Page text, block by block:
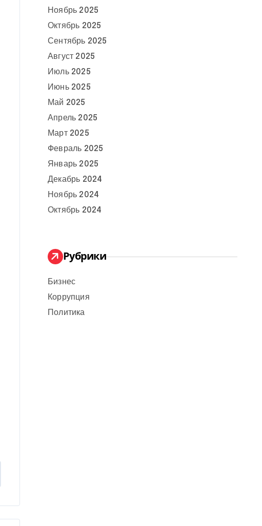
Ноябрь 2025
Октябрь 2025
Сентябрь 2025
Август 2025
Июль 2025
Июнь 2025
Май 2025
Апрель 2025
Март 2025
Февраль 2025
Январь 2025
Декабрь 2024
Ноябрь 2024
Октябрь 2024
Рубрики
Бизнес
Коррупция
Политика